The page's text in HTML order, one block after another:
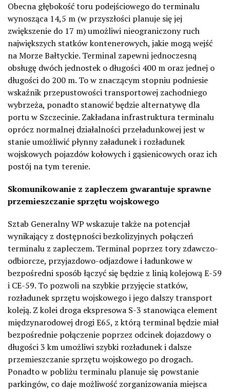
Obecna głębokość toru podejściowego do terminalu
wynosząca 14,5 m (w przyszłości planuje się jej
zwiększenie do 17 m) umożliwi nieograniczony ruch
największych statków kontenerowych, jakie mogą wejść
na Morze Bałtyckie. Terminal zapewni jednoczesną
obsługę dwóch jednostek o długości 400 m oraz jednej o
długości do 200 m. To w znaczącym stopniu podniesie
wskaźnik przepustowości transportowej zachodniego
wybrzeża, ponadto stanowić będzie alternatywę dla
portu w Szczecinie. Zakładana infrastruktura terminalu
oprócz normalnej działalności przeładunkowej jest w
stanie umożliwić płynny załadunek i rozładunek
wojskowych pojazdów kołowych i gąsienicowych oraz ich
postój na tym terenie.
Skomunikowanie z zapleczem gwarantuje sprawne
przemieszczanie sprzętu wojskowego
Sztab Generalny WP wskazuje także na potencjał
wynikający z dostępności bezkolizyjnych połączeń
terminalu z zapleczem. Terminal poprzez tory zdawczo-
odbiorcze, przyjazdowo-odjazdowe i ładunkowe w
bezpośredni sposób łączyć się będzie z linią kolejową E-59
i CE-59. To pozwoli na szybkie przyjęcie statków,
rozładunek sprzętu wojskowego i jego dalszy transport
koleją. Z kolei droga ekspresowa S-3 stanowiąca element
międzynarodowej drogi E65, z którą terminal będzie miał
bezpośrednie połączenie poprzez odcinek dojazdowy o
długości 3 km umożliwi szybki rozładunek i dalsze
przemieszczanie sprzętu wojskowego po drogach.
Ponadto w pobliżu terminalu planuje się powstanie
parkingów, co daje możliwość zorganizowania miejsca